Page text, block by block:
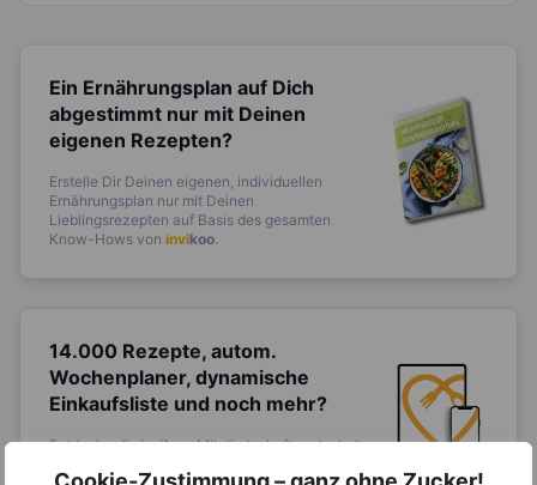
Ein Ernährungsplan auf Dich
abgestimmt nur mit Deinen
eigenen Rezepten?
Erstelle Dir Deinen eigenen, individuellen
Ernährungsplan nur mit Deinen
Lieblingsrezepten auf Basis des gesamten
Know-Hows von invikoo
14.000 Rezepte, autom.
Wochenplaner, dynamische
Einkaufsliste und noch mehr?
Entdecke dieinvikoo-Mitgliedschaft und erhalte